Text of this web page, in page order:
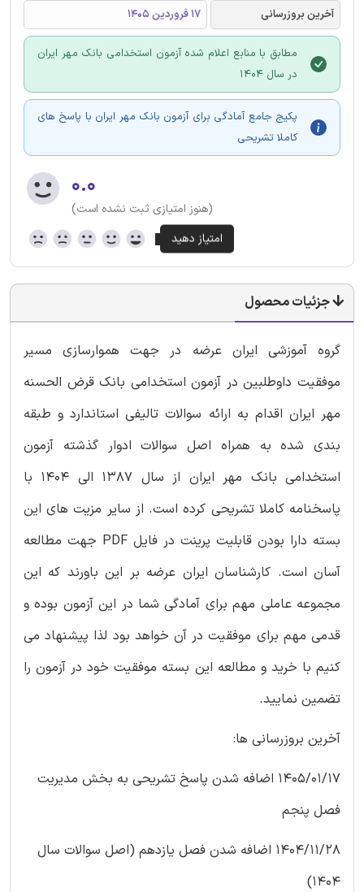
آخرین بروزرسانی
17 فروردین 1405
مطابق با منابع اعلام شده آزمون استخدامی بانک مهر ایران
در سال 1404
پکیج جامع آمادگی برای آزمون بانک مهر ایران با پاسخ های
کاملا تشریحی
۰.۰
(هنوز امتیازی ثبت نشده است)
جزئیات محصول
گروه آموزشی ایران عرضه در جهت هموارسازی مسیر
موفقیت داوطلبین در آزمون استخدامی بانک قرض الحسنه
مهر ایران اقدام به ارائه سوالات تالیفی استاندارد و طبقه
بندی شده به همراه اصل سوالات ادوار گذشته آزمون
استخدامی بانک مهر ایران از سال 1387 الی 1404 با
پاسخنامه کاملا تشریحی کرده است. از سایر مزیت های این
بسته دارا بودن قابلیت پرینت در فایل PDF جهت مطالعه
آسان است. کارشناسان ایران عرضه بر این باورند که این
مجموعه عاملی مهم برای آمادگی شما در این آزمون بوده و
قدمی مهم برای موفقیت در آن خواهد بود لذا پیشنهاد می
کنیم با خرید و مطالعه این بسته موفقیت خود در آزمون را
تضمین نمایید.
آخرین بروزرسانی ها:
1405/01/17 اضافه شدن پاسخ تشریحی به بخش مدیریت
فصل پنجم
1404/11/28 اضافه شدن فصل یازدهم (اصل سوالات سال
1404)